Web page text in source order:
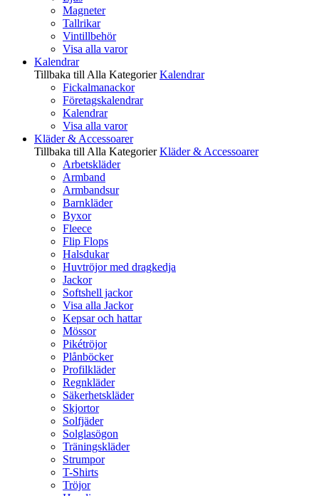
Magneter
Tallrikar
Vintillbehör
Visa alla varor
Kalendrar
Tillbaka till Alla Kategorier Kalendrar
Fickalmanackor
Företagskalendrar
Kalendrar
Visa alla varor
Kläder & Accessoarer
Tillbaka till Alla Kategorier Kläder & Accessoarer
Arbetskläder
Armband
Armbandsur
Barnkläder
Byxor
Fleece
Flip Flops
Halsdukar
Huvtröjor med dragkedja
Jackor
Softshell jackor
Visa alla Jackor
Kepsar och hattar
Mössor
Pikétröjor
Plånböcker
Profilkläder
Regnkläder
Säkerhetskläder
Skjortor
Solfjäder
Solglasögon
Träningskläder
Strumpor
T-Shirts
Tröjor